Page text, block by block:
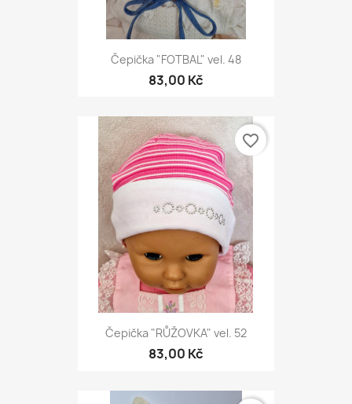
Čepička "FOTBAL" vel. 48
83,00 Kč
Čepička "RŮŽOVKA" vel. 52
83,00 Kč
favorite_border